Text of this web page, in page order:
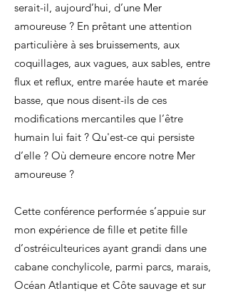
serait-il, aujourd’hui, d’une Mer
amoureuse ? En prêtant une attention
particulière à ses bruissements, aux
coquillages, aux vagues, aux sables, entre
flux et reflux, entre marée haute et marée
basse, que nous disent-ils de ces
modifications mercantiles que l’être
humain lui fait ? Qu'est-ce qui persiste
d’elle ? Où demeure encore notre Mer
amoureuse ?
Cette conférence performée s’appuie sur
mon expérience de fille et petite fille
d’ostréiculteurices ayant grandi dans une
cabane conchylicole, parmi parcs, marais,
Océan Atlantique et Côte sauvage et sur